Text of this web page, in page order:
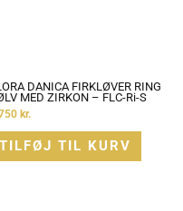
DANICA FIRKLØVER RING
MED ZIRKON – FLC-Ri-S
kr.
TILFØJ TIL KURV